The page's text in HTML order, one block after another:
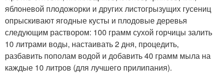
яблоневой плодожорки и других листогрызущих гусениц
опрыскивают ягодные кусты и плодовые деревья
следующим раствором: 100 грамм сухой горчицы залить
10 литрами воды, настаивать 2 дня, процедить,
разбавить пополам водой и добавить 40 грамм мыла на
каждые 10 литров (для лучшего прилипания).